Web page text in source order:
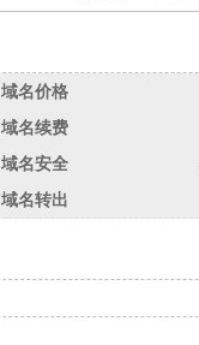
域名价格
域名续费
域名安全
域名转出